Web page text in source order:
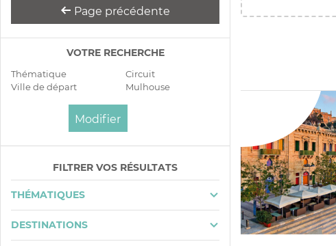
Page précédente
VOTRE RECHERCHE
Thématique
Circuit
Ville de départ
Mulhouse
FILTRER VOS RÉSULTATS
THÉMATIQUES
DESTINATIONS